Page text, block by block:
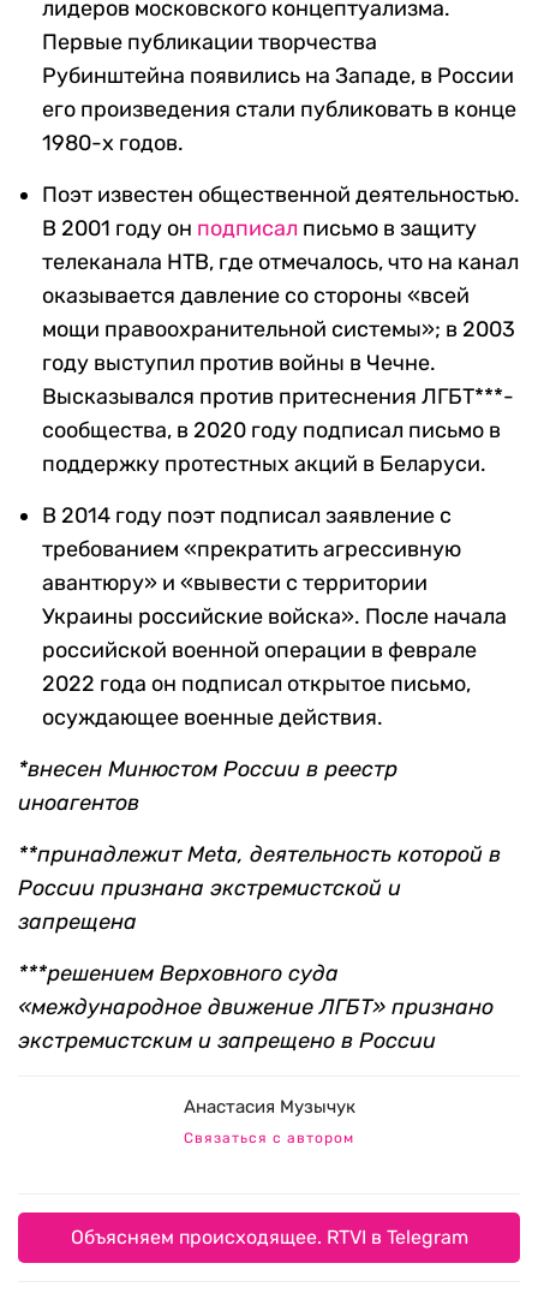
лидеров московского концептуализма.
Первые публикации творчества
Рубинштейна появились на Западе, в России
его произведения стали публиковать в конце
1980-х годов.
Поэт известен общественной деятельностью.
В 2001 году он подписал письмо в защиту
телеканала НТВ, где отмечалось, что на канал
оказывается давление со стороны «всей
мощи правоохранительной системы»; в 2003
году выступил против войны в Чечне.
Высказывался против притеснения ЛГБТ***-
сообщества, в 2020 году подписал письмо в
поддержку протестных акций в Беларуси.
В 2014 году поэт подписал заявление с
требованием «прекратить агрессивную
авантюру» и «вывести с территории
Украины российские войска». После начала
российской военной операции в феврале
2022 года он подписал открытое письмо,
осуждающее военные действия.
*внесен Минюстом России в реестр
иноагентов
**принадлежит Meta, деятельность которой в
России признана экстремистской и
запрещена
***решением Верховного суда
«международное движение ЛГБТ» признано
экстремистским и запрещено в России
Анастасия Музычук
Связаться с автором
Объясняем происходящее. RTVI в Telegram